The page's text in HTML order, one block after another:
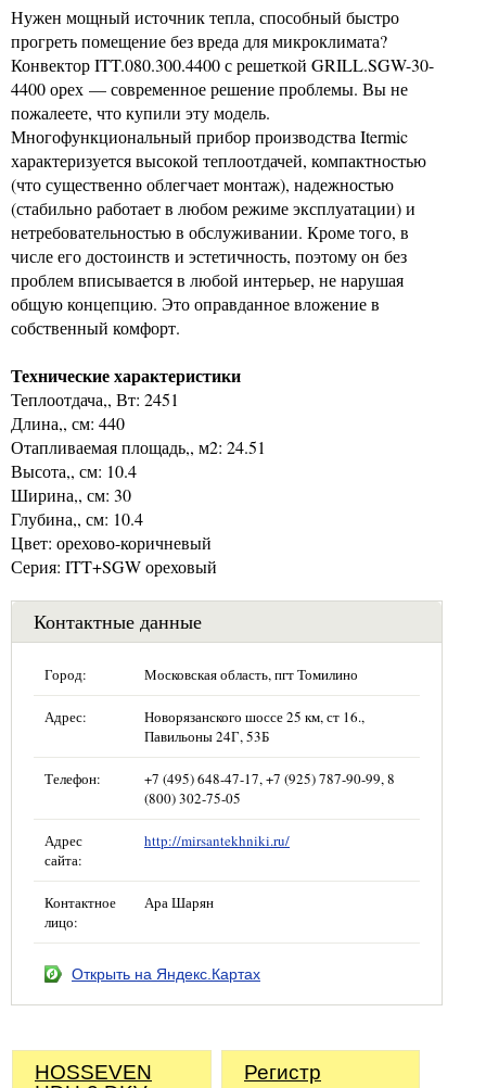
Нужен мощный источник тепла, способный быстро
прогреть помещение без вреда для микроклимата?
Конвектор ITT.080.300.4400 с решеткой GRILL.SGW-30-
4400 орех — современное решение проблемы. Вы не
пожалеете, что купили эту модель.
Многофункциональный прибор производства Itermic
характеризуется высокой теплоотдачей, компактностью
(что существенно облегчает монтаж), надежностью
(стабильно работает в любом режиме эксплуатации) и
нетребовательностью в обслуживании. Кроме того, в
числе его достоинств и эстетичность, поэтому он без
проблем вписывается в любой интерьер, не нарушая
общую концепцию. Это оправданное вложение в
собственный комфорт.
Технические характеристики
Теплоотдача,, Вт: 2451
Длина,, см: 440
Отапливаемая площадь,, м2: 24.51
Высота,, см: 10.4
Ширина,, см: 30
Глубина,, см: 10.4
Цвет: орехово-коричневый
Серия: ITT+SGW ореховый
Контактные данные
Город: Московская область, пгт Томилино
Адрес:
Новорязанского шоссе 25 км, ст 16.,
Павильоны 24Г, 53Б
Телефон:
+7 (495) 648-47-17, +7 (925) 787-90-99, 8
(800) 302-75-05
Адрес
сайта:
http://mirsantekhniki.ru/
Контактное
лицо:
Ара Шарян
Открыть на Яндекс.Картах
HOSSEVEN
Регистр